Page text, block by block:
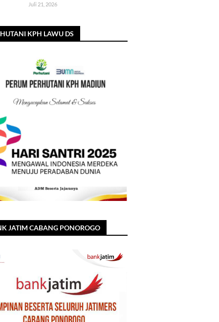
Juli 21, 2026
KPH LAWU DS
JATIM CABANG PONOROGO